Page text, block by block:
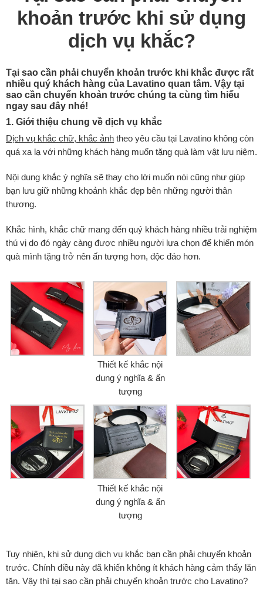
khoản trước khi sử dụng
dịch vụ khắc?
Tại sao cần phải chuyển khoản trước khi khắc được rất
nhiều quý khách hàng của Lavatino quan tâm. Vậy tại
sao cần chuyển khoản trước chúng ta cùng tìm hiểu
ngay sau đây nhé!
1. Giới thiệu chung về dịch vụ khắc
Dịch vụ khắc chữ, khắc ảnh theo yêu cầu tại Lavatino không còn
quá xa lạ với những khách hàng muốn tặng quà làm vật lưu niệm.
Nội dung khắc ý nghĩa sẽ thay cho lời muốn nói cũng như giúp
bạn lưu giữ những khoảnh khắc đẹp bên những người thân
thương.
Khắc hình, khắc chữ mang đến quý khách hàng nhiều trải nghiệm
thú vị do đó ngày càng được nhiều người lựa chọn để khiến món
quà mình tặng trở nên ấn tượng hơn, độc đáo hơn.
Thiết kế khắc nội
dung ý nghĩa & ấn
tượng
Thiết kế khắc nội
dung ý nghĩa & ấn
tượng
Tuy nhiên, khi sử dụng dịch vụ khắc bạn cần phải chuyển khoản
trước. Chính điều này đã khiến không ít khách hàng cảm thấy lăn
tăn. Vậy thì tại sao cần phải chuyển khoản trước cho Lavatino?